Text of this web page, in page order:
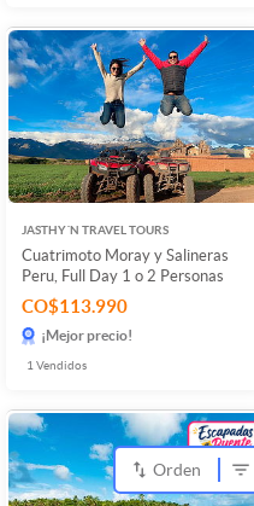
JASTHY´N TRAVEL TOURS
Cuatrimoto Moray y Salineras
Peru, Full Day 1 o 2 Personas
CO$113.990
¡Mejor precio!
1Vendidos
Orden